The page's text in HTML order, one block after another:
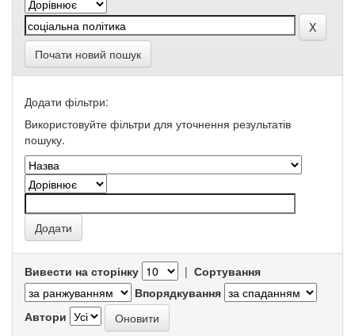
Почати новий пошук
Додати фільтри:
Використовуйте фільтри для уточнення результатів
пошуку.
Вивести на сторінку | Сортування
Впорядкування
Автори